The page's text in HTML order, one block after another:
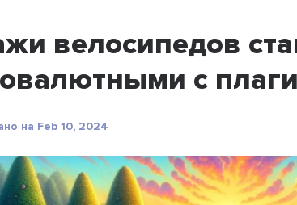
велосипедов
с
на Feb 10, 2024